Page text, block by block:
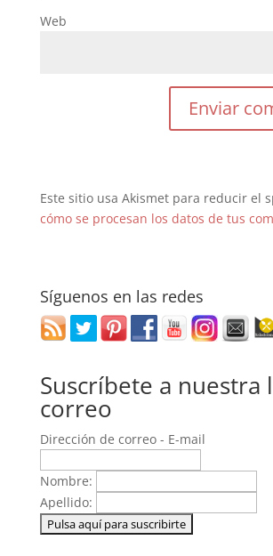
Web
Este sitio usa Akismet para reducir el
cómo se procesan los datos de tus
Síguenos en las redes
Suscríbete a nuestra
correo
Dirección de correo - E-mail
Nombre:
Apellido: